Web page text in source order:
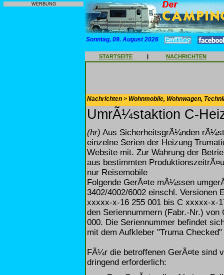
WERBUNG
Sonntag, 09. August 2026
STARTSEITE | NACHRICHTEN
Nachrichten > Wohnmobile, Wohnwagen,
UmrÃ¼staktion C-
(hr) Aus SicherheitsgrÃ¼nden
einzelne Serien der Heizung
Website mit. Zur Wahrung der
aus bestimmten
nur Reisemobile
Folgende GerÃ¤te mÃ¼ssen
3402/4002/6002 einschl. Versionen
xxxxx-x-16 255 001 bis C xxxxx-x-
den Seriennummern (Fabr.-Nr.)
000. Die Seriennummer befindet
mit dem Aufkleber "Truma
FÃ¼r die betroffenen GerÃ¤te sind
dringend erforderlich: